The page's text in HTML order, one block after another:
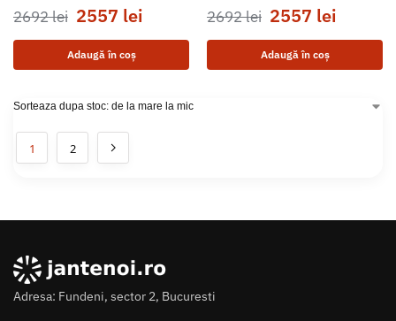
2692lei 2557 lei
Adaugă în coș
2692lei 2557 lei
Adaugă în coș
1 2
Adresa: Fundeni, sector 2, Bucuresti